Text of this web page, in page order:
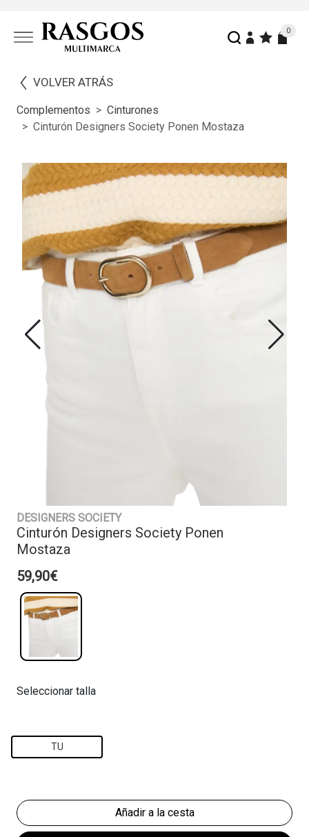
0
VOLVER ATRÁS
Complementos
Cinturones
Cinturón Designers Society Ponen Mostaza
DESIGNERS SOCIETY
Cinturón Designers Society Ponen
Mostaza
59,90€
Seleccionar talla
TU